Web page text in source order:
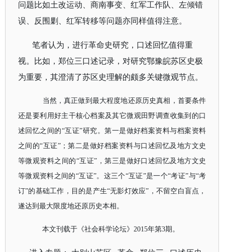
问题比如土改运动、商南事变、红军工作队、左倾错
误、反围剿、红军转移等问题亦同样值得注意。
笔者认为，进行革命史研究，口述回忆值得重
视。比如，郑位三口述记录，对研究鄂豫皖苏区史极
为重要，其澄清了苏区史理解的颇多关键微观节点。
当然，真正做到最大程度地还原历史真相，首要条件
还是要利用好主干核心档案及其它微观田野调查收集到的口
述回忆之间的“互证”研究。第一是做好档案资料与档案资料
之间的“互证”；第二是做好档案资料与口述回忆及地方文史
等微观资料之间的“互证”，第三是做好口述回忆及地方文史
等微观资料之间的“互证”。这三个“互证”是一个“考证”与“考
订”的基础工作，目的是产生“无影灯效应”，不留空白盲点，
遂达到最大限度地还原历史本相。
本文刊载于《社会科学论坛》2015年第3期。